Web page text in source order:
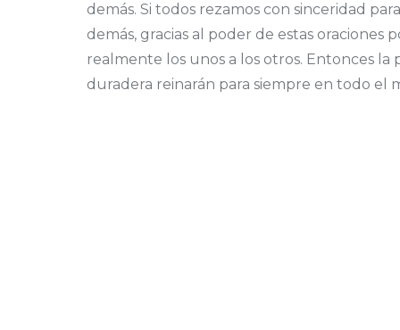
demás. Si todos rezamos con sinceridad
demás, gracias al poder de estas oraciones
realmente los unos a los otros. Entonces la
duradera reinarán para siempre en todo el